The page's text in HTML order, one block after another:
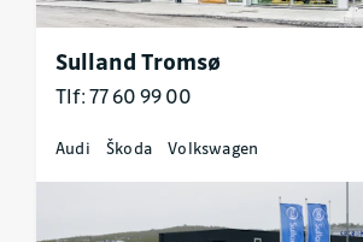
Sulland Tromsø
Tlf: 77 60 99 00
Audi Škoda Volkswagen